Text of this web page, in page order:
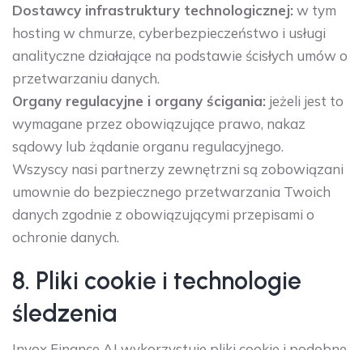
Dostawcy infrastruktury technologicznej: w tym
hosting w chmurze, cyberbezpieczeństwo i usługi
analityczne działające na podstawie ścisłych umów o
przetwarzaniu danych.
Organy regulacyjne i organy ścigania: jeżeli jest to
wymagane przez obowiązujące prawo, nakaz
sądowy lub żądanie organu regulacyjnego.
Wszyscy nasi partnerzy zewnętrzni są zobowiązani
umownie do bezpiecznego przetwarzania Twoich
danych zgodnie z obowiązującymi przepisami o
ochronie danych.
8. Pliki cookie i technologie
śledzenia